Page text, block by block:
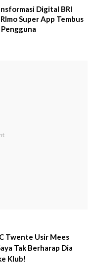
Digital BRI
Super App Tembus
Twente Usir Mees
Tak Berharap Dia
Klub!